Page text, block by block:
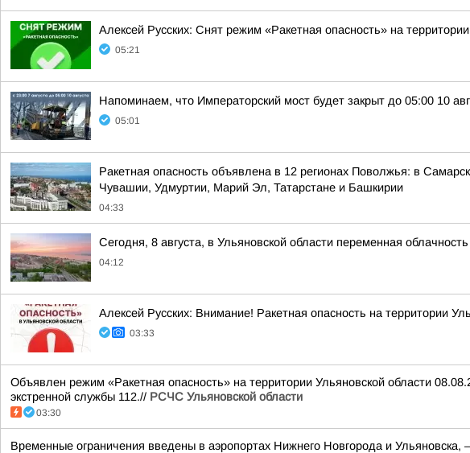
Алексей Русских: Снят режим «Ракетная опасность» на
05:21
Напоминаем, что Императорский мост будет закрыт до 05:00 10
05:01
Ракетная опасность объявлена в 12 регионах Поволжья: в
Чувашии, Удмуртии, Марий Эл, Татарстане и Башкирии
04:33
Сегодня, 8 августа, в Ульяновской области переменная облачность
04:12
Алексей Русских: Внимание! Ракетная опасность на территории
03:33
Объявлен режим «Ракетная опасность» на территории Ульяновской области
экстренной службы 112.// РСЧС Ульяновской области
03:30
Временные ограничения введены в аэропортах Нижнего Новгорода и Ульяновска,